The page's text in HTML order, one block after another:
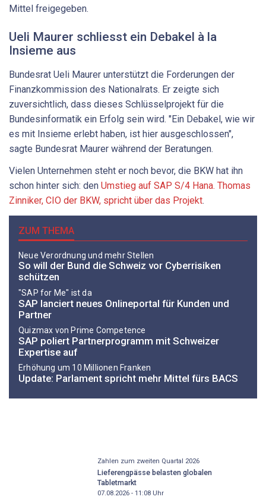
Mittel freigegeben.
Ueli Maurer schliesst ein Debakel à la
Insieme aus
Bundesrat Ueli Maurer unterstützt die Forderungen der
Finanzkommission des Nationalrats. Er zeigte sich
zuversichtlich, dass dieses Schlüsselprojekt für die
Bundesinformatik ein Erfolg sein wird. "Ein Debakel, wie wir
es mit Insieme erlebt haben, ist hier ausgeschlossen",
sagte Bundesrat Maurer während der Beratungen.
Vielen Unternehmen steht er noch bevor, die BKW hat ihn
schon hinter sich: den Umstieg auf SAP S/4 Hana. Thomas
Zinniker, CIO der BKW, spricht über das Projekt.
ZUM THEMA
Neue Verordnung und mehr Stellen
So will der Bund die Schweiz vor Cyberrisiken
schützen
"SAP for Me" ist da
SAP lanciert neues Onlineportal für Kunden und
Partner
Quizmax von Prime Competence
SAP poliert Partnerprogramm mit Schweizer
Expertise auf
Erhöhung um 10 Millionen Franken
Update: Parlament spricht mehr Mittel fürs BACS
Zahlen zum zweiten Quartal 2026
Lieferengpässe belasten globalen
Tabletmarkt
07.08.2026 - 11:08Uhr